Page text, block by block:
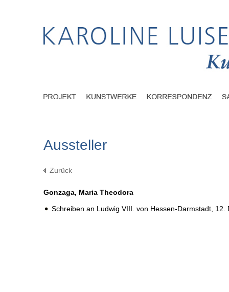
Aussteller
Zurück
Gonzaga, Maria Theodora
Schreiben an Ludwig VIII. von Hessen-Darmstadt, 12.